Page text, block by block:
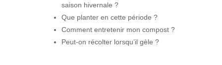
saison hivernale ?
Que planter en cette période ?
Comment entretenir mon compost ?
Peut-on récolter lorsqu’il gèle ?